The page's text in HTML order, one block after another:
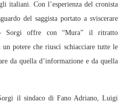
italiani. Con l’esperienza del cronista
del saggista portato a sviscerare
Sorgi offre con “Mura” il ritratto
potere che riuscì schiacciare tutte le
da quella d’informazione e da quella
il sindaco di Fano Adriano, Luigi